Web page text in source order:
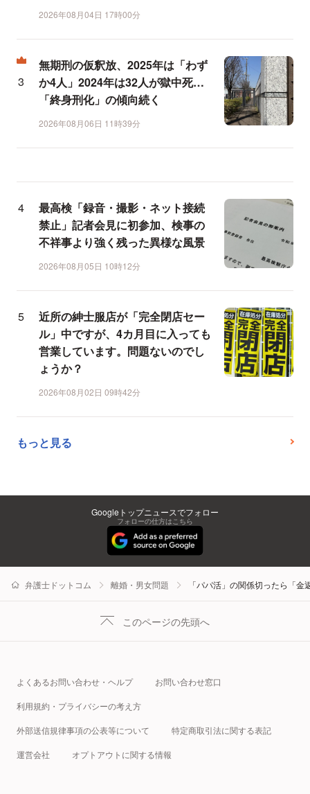
2026年08月04日 17時00分
無期刑の仮釈放、2025年は「わず
か4人」2024年は32人が獄中死…
「終身刑化」の傾向続く
2026年08月06日 11時39分
最高検「録音・撮影・ネット接続
禁止」記者会見に初参加、検事の
不祥事より強く残った異様な風景
2026年08月05日 10時12分
近所の紳士服店が「完全閉店セー
ル」中ですが、4カ月目に入っても
営業しています。問題ないのでし
ょうか？
2026年08月02日 09時42分
もっと見る
Googleトップニュースでフォロー
フォローの仕方はこちら
弁護士ドットコム 離婚・男女問題 「パパ活」の関係切ったら「
このページの先頭へ
よくあるお問い合わせ・ヘルプ お問い合わせ窓口
利用規約・プライバシーの考え方
外部送信規律事項の公表等について 特定商取引法に関する表記
運営会社 オプトアウトに関する情報